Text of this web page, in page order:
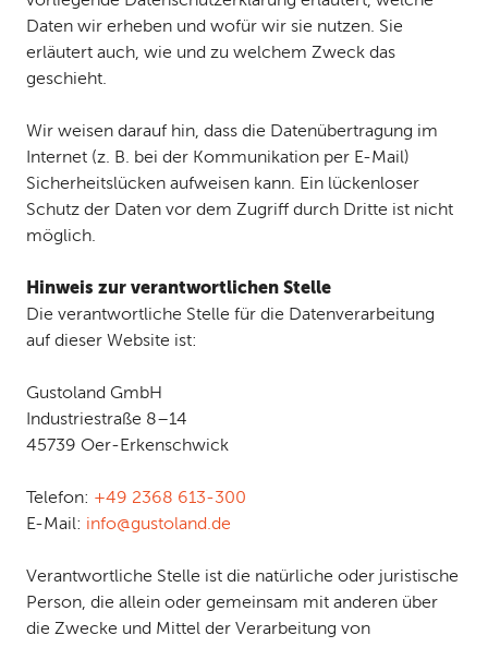
Daten wir erheben und wofür wir sie nutzen. Sie
erläutert auch, wie und zu welchem Zweck das
geschieht.
Wir weisen darauf hin, dass die Datenübertragung im
Internet (z. B. bei der Kommunikation per E-Mail)
Sicherheitslücken aufweisen kann. Ein lückenloser
Schutz der Daten vor dem Zugriff durch Dritte ist nicht
möglich.
Hinweis zur verantwortlichen Stelle
Die verantwortliche Stelle für die Datenverarbeitung
auf dieser Website ist:
Gustoland GmbH
Industriestraße 8–14
45739 Oer-Erkenschwick
Telefon: +49 2368 613-300
E-Mail: info@gustoland.de
Verantwortliche Stelle ist die natürliche oder juristische
Person, die allein oder gemeinsam mit anderen über
die Zwecke und Mittel der Verarbeitung von